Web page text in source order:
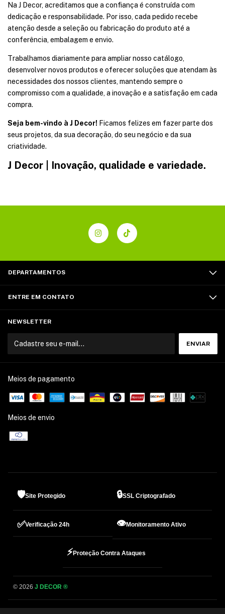
Na J Decor, acreditamos que a confiança é construída com
dedicação e responsabilidade. Por isso, cada pedido recebe
atenção desde a seleção ou fabricação do produto até a
conferência, embalagem e envio.
Trabalhamos diariamente para ampliar nosso catálogo,
desenvolver novos produtos e oferecer soluções que atendam às
necessidades dos nossos clientes, mantendo sempre o
compromisso com a qualidade, a inovação e a satisfação em cada
compra.
Seja bem-vindo à J Decor! Ficamos felizes em fazer parte dos
seus projetos, da sua decoração, do seu negócio e da sua
criatividade.
J Decor | Inovação, qualidade e variedade.
DEPARTAMENTOS
ENTRE EM CONTATO
NEWSLETTER
Meios de pagamento
Meios de envio
🛡️Site Protegido 🔒SSL Criptografado
✅Verificação 24h 👁️Monitoramento Ativo
⚡Proteção Contra Ataques
© 2026 J DECOR ®